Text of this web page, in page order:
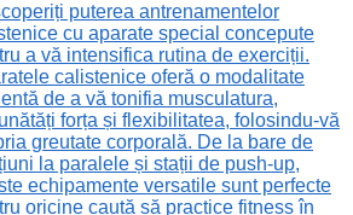
puterea antrenamentelor
cu aparate special concepute
a vă intensifica rutina de exerciții.
calistenice oferă o modalitate
de a vă tonifia musculatura,
forța și flexibilitatea, folosindu-vă
greutate corporală. De la bare de
la paralele și stații de push-up,
echipamente versatile sunt perfecte
oricine caută să practice fitness în